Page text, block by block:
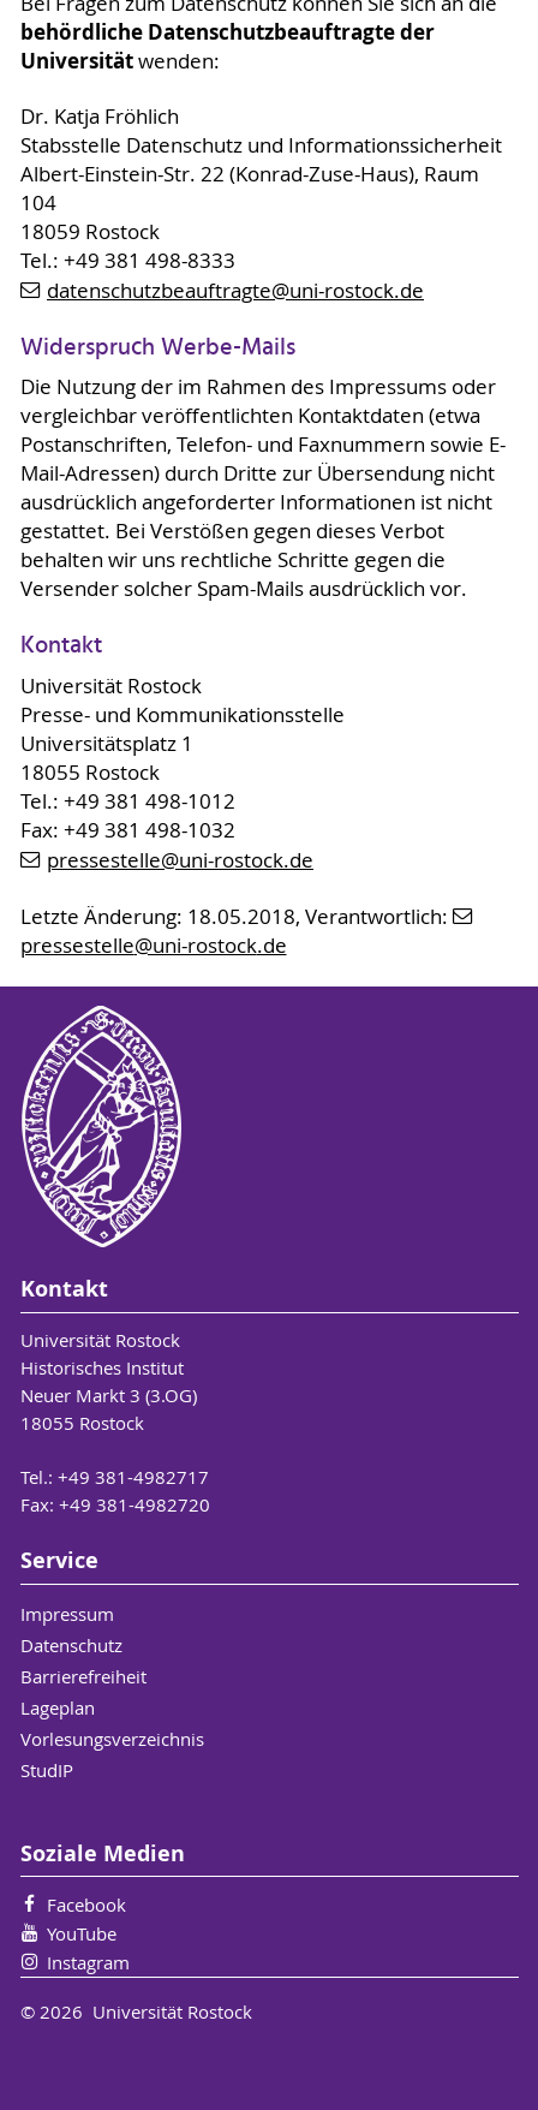
behördliche Datenschutzbeauftragte der
Universitätwenden:
Dr. Katja Fröhlich
Stabsstelle Datenschutz und Informationssicherheit
Albert-Einstein-Str. 22 (Konrad-Zuse-Haus), Raum
104
18059 Rostock
Tel.: +49 381 498-8333
datenschutzbeauftragte@uni-rostock.de
Widerspruch Werbe-Mails
Die Nutzung der im Rahmen des Impressums oder
vergleichbar veröffentlichten Kontaktdaten (etwa
Postanschriften, Telefon- und Faxnummern sowie E-
Mail-Adressen) durch Dritte zur Übersendung nicht
ausdrücklich angeforderter Informationen ist nicht
gestattet. Bei Verstößen gegen dieses Verbot
behalten wir uns rechtliche Schritte gegen die
Versender solcher Spam-Mails ausdrücklich vor.
Kontakt
Universität Rostock
Presse- und Kommunikationsstelle
Universitätsplatz 1
18055 Rostock
Tel.: +49 381 498-1012
Fax: +49 381 498-1032
pressestelle@uni-rostock.de
Letzte Änderung: 18.05.2018, Verantwortlich:
pressestelle@uni-rostock.de
Kontakt
Universität Rostock
Historisches Institut
Neuer Markt 3 (3.OG)
18055 Rostock
Tel.: +49 381-4982717
Fax: +49 381-4982720
Service
Impressum
Datenschutz
Barrierefreiheit
Lageplan
Vorlesungsverzeichnis
StudIP
Soziale Medien
Facebook
YouTube
Instagram
© 2026 Universität Rostock